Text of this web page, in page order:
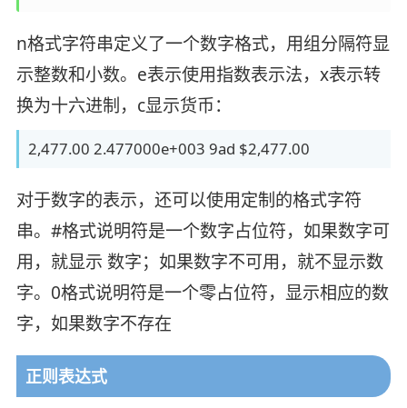
n格式字符串定义了一个数字格式，用组分隔符显
示整数和小数。e表示使用指数表示法，x表示转
换为十六进制，c显示货币：
2,477.00 2.477000e+003 9ad $2,477.00
对于数字的表示，还可以使用定制的格式字符
串。#格式说明符是一个数字占位符，如果数字可
用，就显示 数字；如果数字不可用，就不显示数
字。0格式说明符是一个零占位符，显示相应的数
字，如果数字不存在
正则表达式